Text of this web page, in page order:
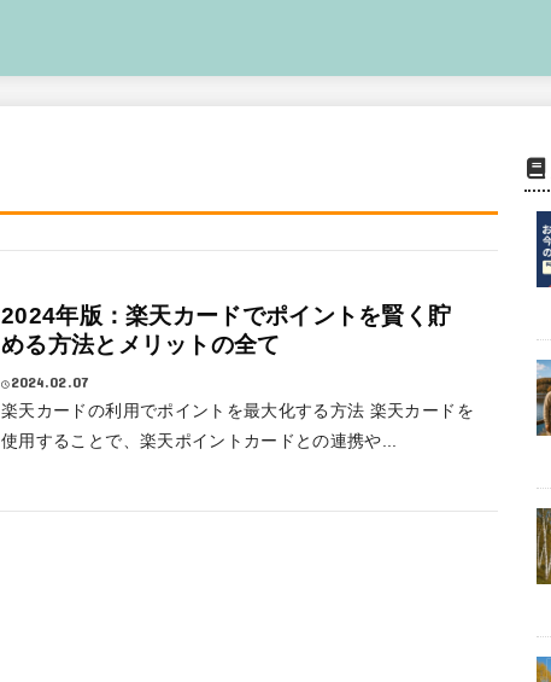
2024年版：楽天カードでポイントを賢く貯
める方法とメリットの全て
2024.02.07
楽天カードの利用でポイントを最大化する方法 楽天カードを
使用することで、楽天ポイントカードとの連携や...